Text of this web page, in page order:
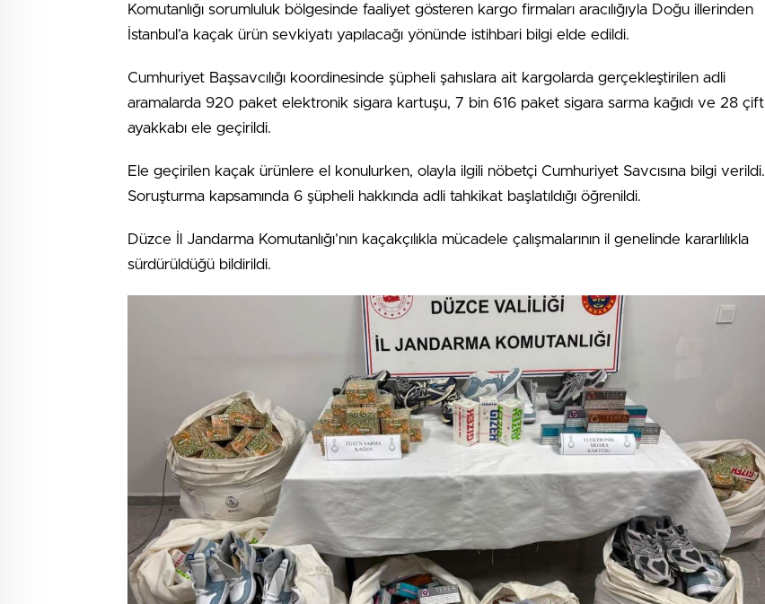
Komutanlığı sorumluluk bölgesinde faaliyet gösteren kargo firmaları aracılığıyla Doğu illerinden
İstanbul’a kaçak ürün sevkiyatı yapılacağı yönünde istihbari bilgi elde edildi.
Cumhuriyet Başsavcılığı koordinesinde şüpheli şahıslara ait kargolarda gerçekleştirilen adli
aramalarda 920 paket elektronik sigara kartuşu, 7 bin 616 paket sigara sarma kağıdı ve 28 çift
ayakkabı ele geçirildi.
Ele geçirilen kaçak ürünlere el konulurken, olayla ilgili nöbetçi Cumhuriyet Savcısına bilgi verildi.
Soruşturma kapsamında 6 şüpheli hakkında adli tahkikat başlatıldığı öğrenildi.
Düzce İl Jandarma Komutanlığı’nın kaçakçılıkla mücadele çalışmalarının il genelinde kararlılıkla
sürdürüldüğü bildirildi.